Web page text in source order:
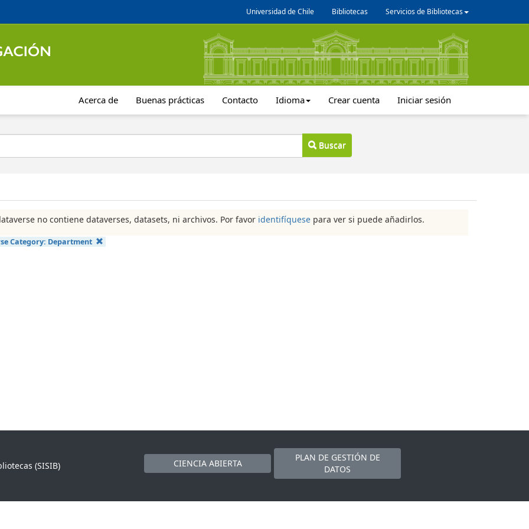
Universidad de Chile Bibliotecas Servicios de Bibliotecas
Acerca de Buenas prácticas Contacto Idioma Crear cuenta Iniciar sesión
Buscar
no contiene dataverses, datasets, ni archivos. Por favor identifíquese para ver si puede añadirlos.
Category: Department
(SISIB)
CIENCIA ABIERTA
PLAN DE GESTIÓN DE
DATOS